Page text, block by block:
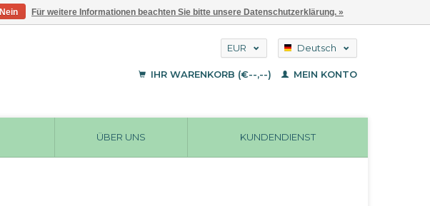
EUR
USD
Deutsch
Français
IHR WARENKORB (€--,--) MEIN KONTO
ÜBER UNS KUNDENDIENST
Nein Für weitere Informationen beachten Sie bitte unsere Datenschutzerklärung. »